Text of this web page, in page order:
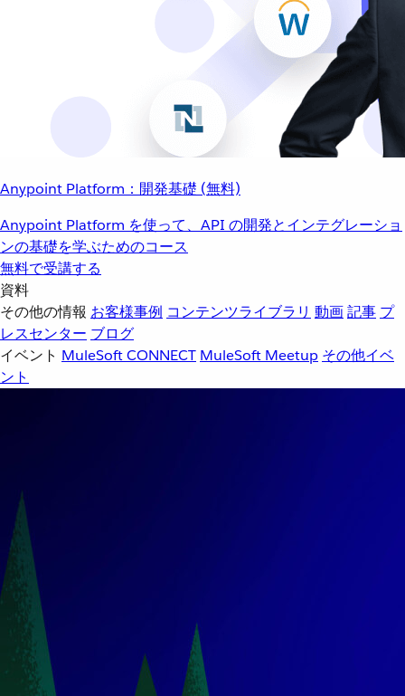
Anypoint Platform：開発基礎 (無料)
Anypoint Platform を使って、API の開発とインテグレーショ
ンの基礎を学ぶためのコース
無料で受講する
資料
その他の情報 お客様事例 コンテンツライブラリ 動画記事 プ
レスセンター ブログ
イベント MuleSoft CONNECT MuleSoft Meetup その他イベ
ント